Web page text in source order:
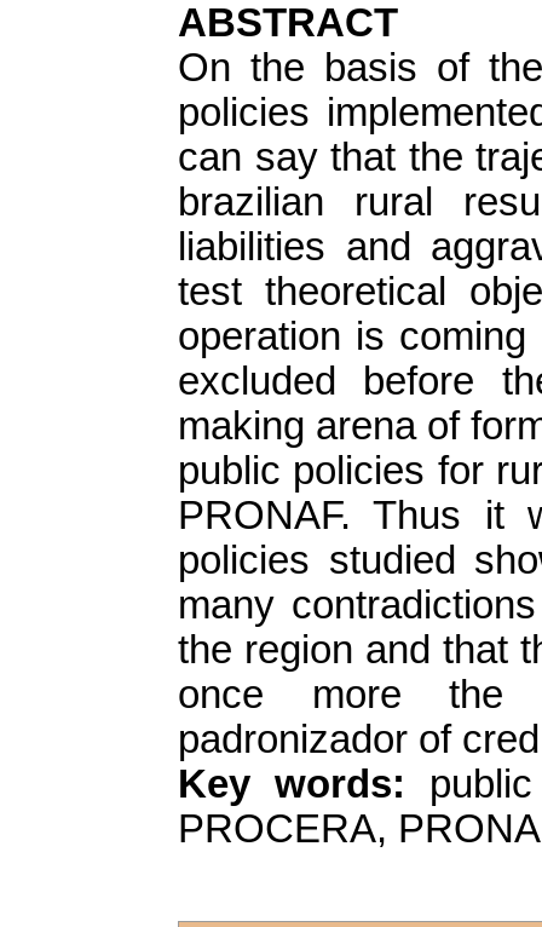
ABSTRACT
On the basis of
policies
can say that the
brazilian rural
liabilities and
test theoretical
operation is
excluded before
making arena of
public policies for
PRONAF. Thus it
policies studied
many
the region and that
once more the
padronizador of
Key words:
PROCERA,